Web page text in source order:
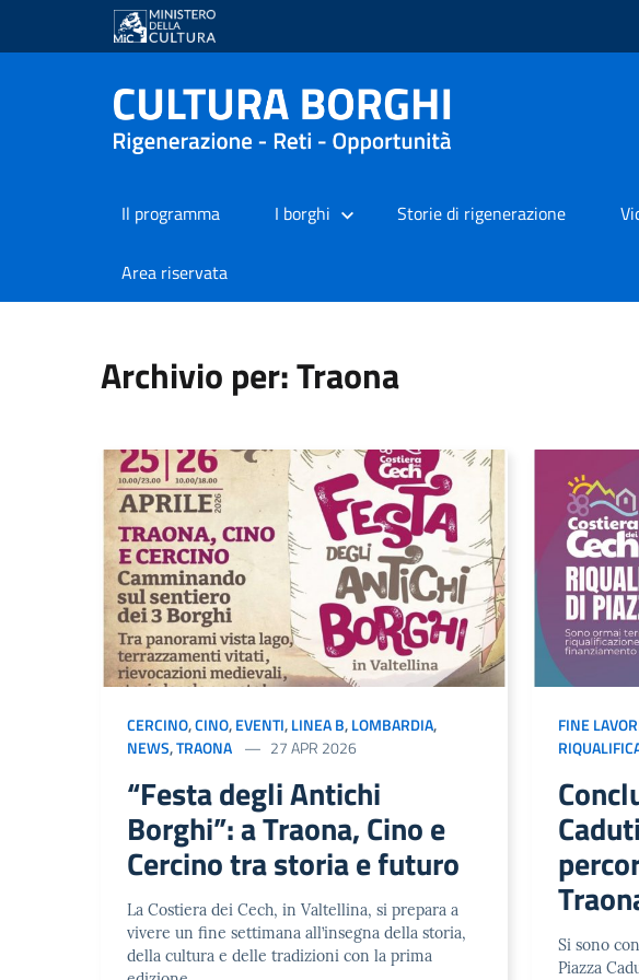
Il programma I borghi Storie di rigenerazione
Area riservata
Archivio per: Traona
CERCINO,CINO,EVENTI,LINEA B,LOMBARDIA,
NEWS,TRAONA 27 APR 2026
“Festa degli Antichi
Borghi”: a Traona, Cino e
Cercino tra storia e futuro
La Costiera dei Cech, in Valtellina, si prepara a
vivere un fine settimana all’insegna della storia,
della cultura e delle tradizioni con la prima
FINE
Si sono
Piazza